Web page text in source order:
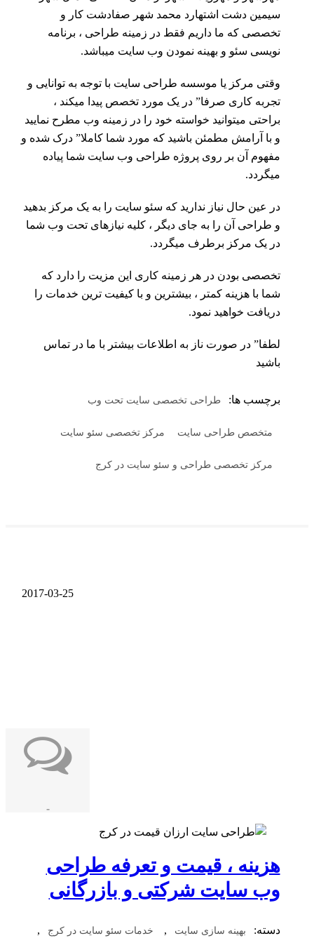
سیمین دشت اشتهارد محمد شهر صفادشت کار و
تخصصی که ما داریم فقط در زمینه طراحی ، برنامه
نویسی سئو و بهینه نمودن وب سایت میباشد.
وقتی مرکز یا موسسه طراحی سایت با توجه به توانایی و
تجربه کاری صرفا” در یک مورد تخصص پیدا میکند ،
براحتی میتوانید خواسته خود را در زمینه وب مطرح نمایید
و با آرامش مطمئن باشید که مورد شما کاملا” درک شده و
مفهوم آن بر روی پروژه طراحی وب سایت شما پیاده
میگردد.
در عین حال نیاز ندارید که سئو سایت را به یک مرکز بدهید
و طراحی آن را به جای دیگر ، کلیه نیازهای تحت وب شما
در یک مرکز برطرف میگردد.
تخصصی بودن در هر زمینه کاری این مزیت را دارد که
شما با هزینه کمتر ، بیشترین و با کیفیت ترین خدمات را
دریافت خواهید نمود.
لطفا” در صورت ناز به اطلاعات بیشتر با ما در تماس
باشید
برچسب ها: طراحی تخصصی سایت تحت وب
متخصص طراحی سایت مرکز تخصصی سئو سایت
مرکز تخصصی طراحی و سئو سایت در کرج
2017-03-25
-
هزینه ، قیمت و تعرفه طراحی
وب سایت شرکتی و بازرگانی
دسته: بهینه سازی سایت , خدمات سئو سایت در کرج ,